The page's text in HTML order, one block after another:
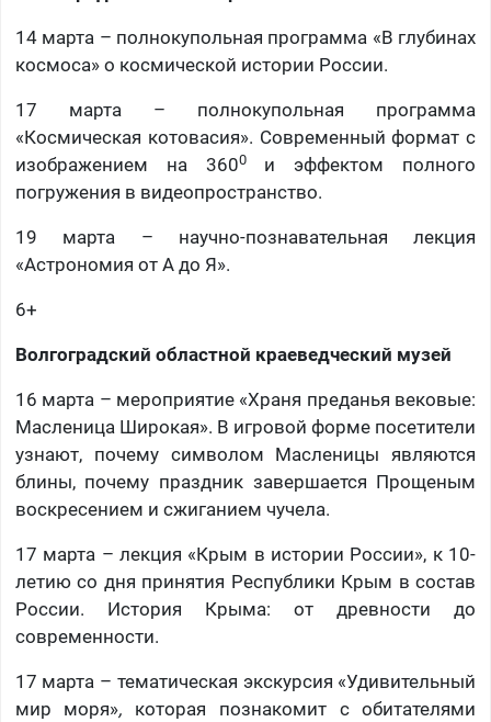
14 марта – полнокупольная программа «В глубинах
космоса» о космической истории России.
17 марта – полнокупольная программа
«Космическая котовасия». Современный формат с
изображением на 3600 и эффектом полного
погружения в видеопространство.
19 марта – научно-познавательная лекция
«Астрономия от А до Я».
6+
Волгоградский областной краеведческий музей
16 марта – мероприятие «Храня преданья вековые:
Масленица Широкая». В игровой форме посетители
узнают, почему символом Масленицы являются
блины, почему праздник завершается Прощеным
воскресением и сжиганием чучела.
17 марта – лекция «Крым в истории России», к 10-
летию со дня принятия Республики Крым в состав
России. История Крыма: от древности до
современности.
17 марта – тематическая экскурсия «Удивительный
мир моря», которая познакомит с обитателями